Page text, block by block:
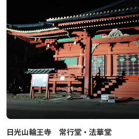
ックス」のホームリンクとしても使用さ
氷の上を滑れるという感動も味わえます。
屋外リンク「日光霧降スケートリンク」
※練習や試合等で貸切の場合もございま
前にお問合せいただきますようお願いい
日光山輪王寺 常行堂・法華堂